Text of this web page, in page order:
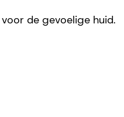
de gevoelige huid.